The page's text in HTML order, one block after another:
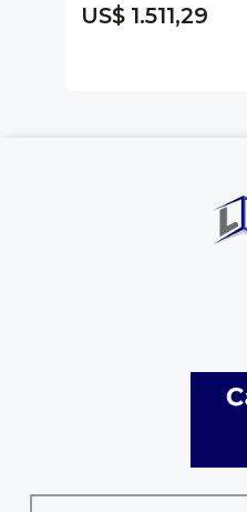
US$ 1.511,29